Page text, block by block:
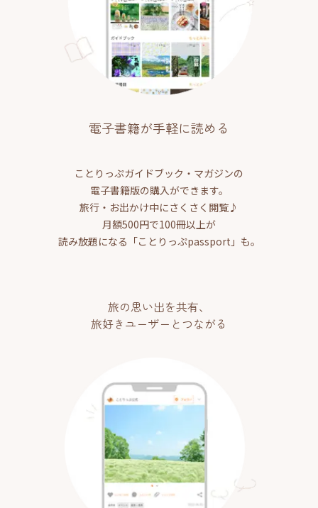
電子書籍が手軽に読める
ことりっぷガイドブック・マガジンの
電子書籍版の購入ができます。
旅行・お出かけ中にさくさく閲覧♪
月額500円で100冊以上が
読み放題になる「ことりっぷpassport」も。
旅の思い出を共有、
旅好きユーザーとつながる